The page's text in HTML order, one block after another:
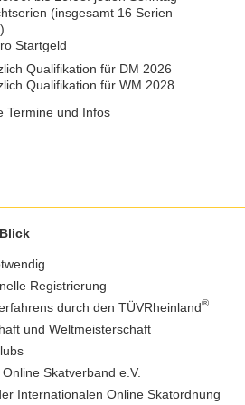
(insgesamt 16 Serien
Startgeld
Qualifikation für DM 2026
Qualifikation für WM 2028
Termine und Infos
Registrierung
durch den TÜVRheinland®
und Weltmeisterschaft
Skatverband e.V.
Internationalen Online Skatordnung